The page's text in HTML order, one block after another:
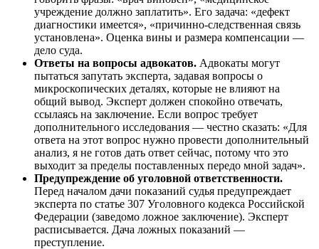
учреждение должно заплатить». Его задача: «дефект
диагностики имеется», «причинно-следственная связь
установлена». Оценка вины и размера компенсации —
дело суда.
Ответы на вопросы адвокатов. Адвокаты могут
пытаться запутать эксперта, задавая вопросы о
микроскопических деталях, которые не влияют на
общий вывод. Эксперт должен спокойно отвечать,
ссылаясь на заключение. Если вопрос требует
дополнительного исследования — честно сказать: «Для
ответа на этот вопрос нужно провести дополнительный
анализ, я не готов дать ответ сейчас, потому что это
выходит за пределы поставленных передо мной задач».
Предупреждение об уголовной ответственности.
Перед началом дачи показаний судья предупреждает
эксперта по статье 307 Уголовного кодекса Российской
Федерации (заведомо ложное заключение). Эксперт
расписывается. Дача ложных показаний —
преступление.